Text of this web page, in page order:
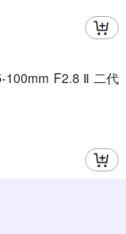
100mm F2.8 Ⅱ 二代